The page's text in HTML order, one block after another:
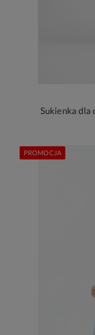
Sukienka dla
PROMOCJA